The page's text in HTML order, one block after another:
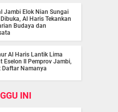
Jambi Elok Nian Sungai
Al Haris Tekankan
Budaya dan
Al Haris Lantik Lima
Eselon II Pemprov Jambi,
Daftar Namanya
INI